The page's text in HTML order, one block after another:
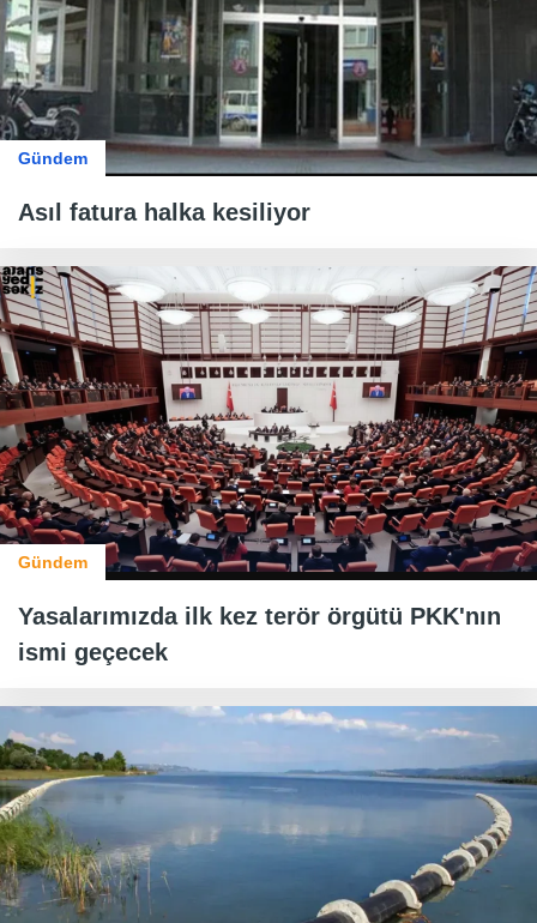
Gündem
Asıl fatura halka kesiliyor
Gündem
Yasalarımızda ilk kez terör örgütü PKK'nın
ismi geçecek